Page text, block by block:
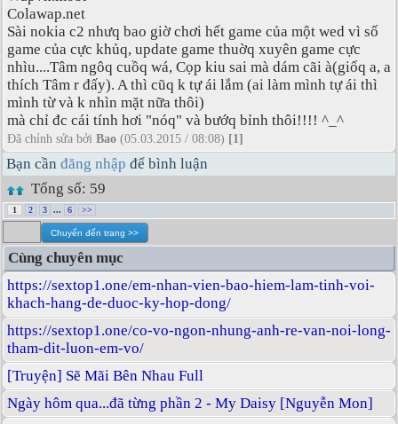
Colawap.net
Sài nokia c2 nhưq bao giờ chơi hết game của một wed vì số
game của cực khủq, update game thuờq xuyên game cực
nhìu....Tâm ngôq cuồq wá, Cọp kiu sai mà dám cãi à(giốq a, a
thích Tâm r đấy). A thì cũq k tự ái lắm (ai làm mình tự ái thì
mình từ và k nhìn mặt nữa thôi)
mà chỉ đc cái tính hơi "nóq" và bướq bỉnh thôi!!!! ^_^
Đã chỉnh sửa bởi Bao (05.03.2015 / 08:08) [1]
Bạn cần đăng nhập để bình luận
Tổng số: 59
1 2 3 ... 6 >>
Cùng chuyên mục
https://sextop1.one/em-nhan-vien-bao-hiem-lam-tinh-voi-
khach-hang-de-duoc-ky-hop-dong/
https://sextop1.one/co-vo-ngon-nhung-anh-re-van-noi-long-
tham-dit-luon-em-vo/
[Truyện] Sẽ Mãi Bên Nhau Full
Ngày hôm qua...đã từng phần 2 - My Daisy [Nguyễn Mon]